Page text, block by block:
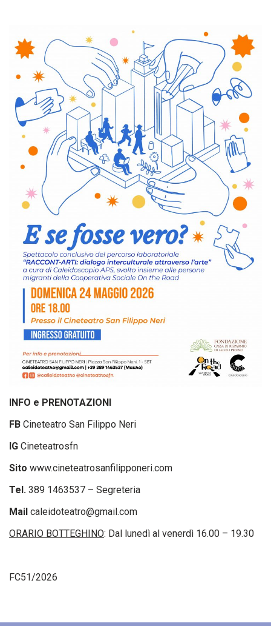
INFO e PRENOTAZIONI
FB Cineteatro San Filippo Neri
IG Cineteatrosfn
Sito www.cineteatrosanfilipponeri.com
Tel. 389 1463537 – Segreteria
Mail caleidoteatro@gmail.com
ORARIO BOTTEGHINO: Dal lunedì al venerdì 16.00 – 19.30
FC51/2026